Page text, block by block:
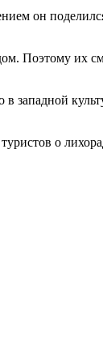
он
Поэтому их
западной
о